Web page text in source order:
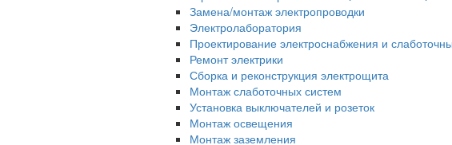
Замена/монтаж электропроводки
Электролаборатория
Проектирование электроснабжения и
Ремонт электрики
Сборка и реконструкция электрощита
Монтаж слаботочных систем
Установка выключателей и розеток
Монтаж освещения
Монтаж заземления